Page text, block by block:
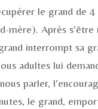
le grand de 4
mère). Après s'être
interrompt sa
adultes lui
parler,
le grand,